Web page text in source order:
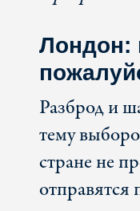
Лондон:
Разброд и
тему
стране не
отправятся